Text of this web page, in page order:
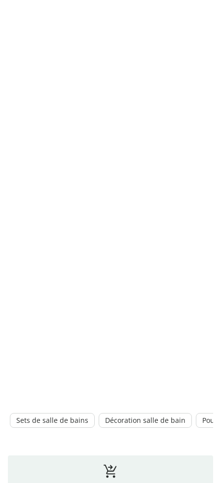
Sets de salle de bains Décoration salle de bain